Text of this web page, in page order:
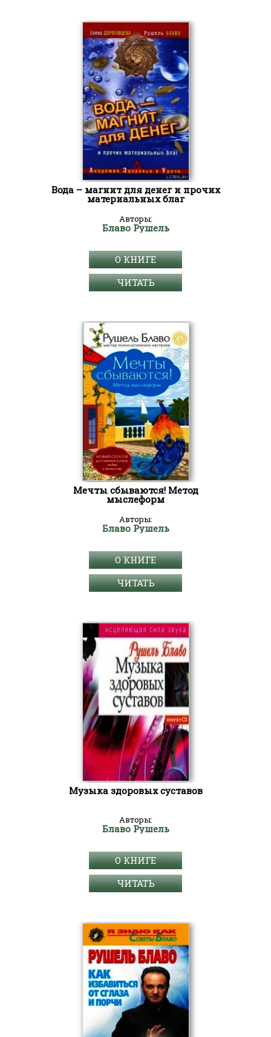
Вода – магнит для денег и прочих
материальных благ
Авторы:
Блаво Рушель
О КНИГЕ
ЧИТАТЬ
Мечты сбываются! Метод
мыслеформ
Авторы:
Блаво Рушель
О КНИГЕ
ЧИТАТЬ
Музыка здоровых суставов
Авторы:
Блаво Рушель
О КНИГЕ
ЧИТАТЬ